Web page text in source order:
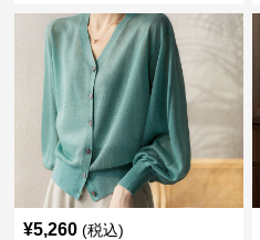
¥5,260 (税込)